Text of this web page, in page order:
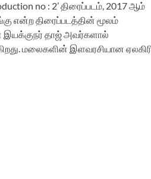
no : 2’ திரைப்படம், 2017 ஆம்
என்ற திரைப்படத்தின் மூலம்
இயக்குநர் தாஜ் அவர்களால்
மலைகளின் இளவரசியான